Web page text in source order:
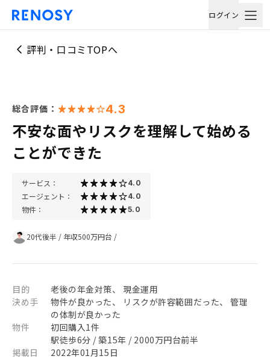
ログイン
評判・口コミTOPへ
総合評価： 4.3
不安な面やリスクを理解して始める
ことができた
サービス： 4.0
エージェント： 4.0
物件： 5.0
20代後半 / 年収500万円台 /
目的
老後の年金対策、 現金運用
決め手
物件が良かった、 リスクが許容範囲だった、 管理
の体制が良かった
物件
初回購入1件
駅徒歩6分 / 築15年 / 2000万円台前半
掲載日
2022年01月15日